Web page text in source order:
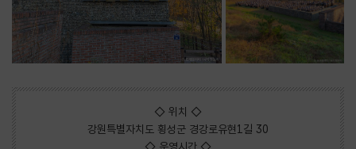
◇ 위치 ◇
강원특별자치도 횡성군 경강로유현1길 30
◇ 운영시간 ◇